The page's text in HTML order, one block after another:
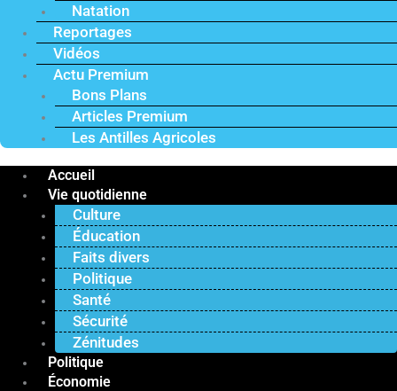
Natation
Reportages
Vidéos
Actu Premium
Bons Plans
Articles Premium
Les Antilles Agricoles
Accueil
Vie quotidienne
Culture
Éducation
Faits divers
Politique
Santé
Sécurité
Zénitudes
Politique
Économie